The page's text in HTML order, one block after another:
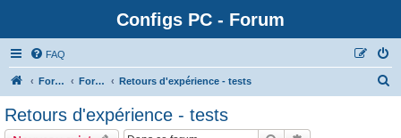
Configs PC - Forum
FAQ
Forum Forum Matériel Retours d'expérience - tests
Retours d'expérience - tests